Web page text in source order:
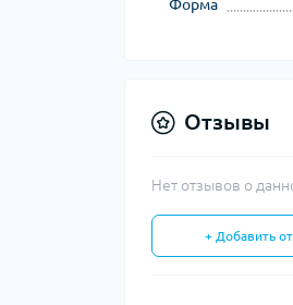
Форма
Отзывы
Нет отзывов о
+ Добавить